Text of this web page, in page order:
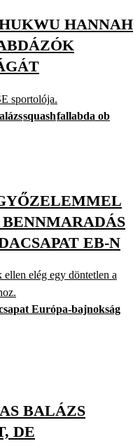
HANNAH
sportolója.
squashfallabda ob
EB-N
elég egy döntetlen a
Európa-bajnokság
BALÁZS
DE